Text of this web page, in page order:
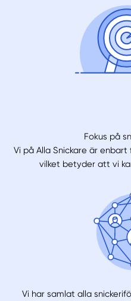
Fokus på
Vi på Alla Snickare är
vilket betyder att vi
Vi har samlat alla